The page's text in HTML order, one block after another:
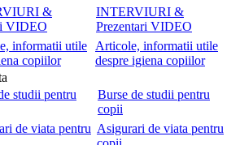
INTERVIURI &
Prezentari VIDEO
Articole, informatii utile
despre igiena copiilor
Burse de studii pentru
copii
Asigurari de viata pentru